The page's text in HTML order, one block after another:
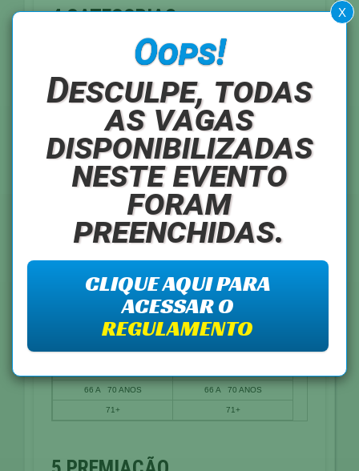
4 CATEGORIAS
CLASSIFICAÇÃO GERAL
MASCULINO
CATEGORIAS
FEMININO MASCULINO
11 A 15 ANOS 11 A 15 ANOS
16 A 20 ANOS 16 A 20 ANOS
21 A 25 ANOS 21 A 25 ANOS
26 A 30 ANOS 26 A 30 ANOS
30 A 34 ANOS 30 A 34 ANOS
41 A 45 ANOS 41 A 45 ANOS
46 A 50 ANOS 46 A 50 ANOS
51 A 55 ANOS 51 A 55 ANOS
66 A 70 ANOS 66 A 70 ANOS
71+ 71+
X
Oops!
Desculpe, todas
as vagas
disponibilizadas
neste evento
foram
preenchidas.
CLIQUE AQUI PARA
ACESSAR O
REGULAMENTO